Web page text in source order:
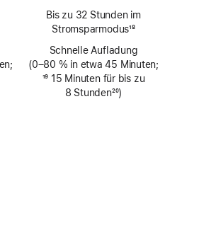
Bis zu 32 Stunden im
Stromsparmodus18
Schnelle Aufladung
(0–80 % in etwa 45 Minuten;
Fußnote
19 15 Minuten für bis zu
8 Stunden20)